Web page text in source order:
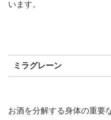
います。
ミラグレーン
お酒を分解する身体の重要